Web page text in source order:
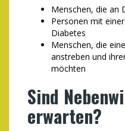
Menschen, die an
Personen mit
Diabetes
Menschen, die
anstreben und
möchten
Sind
erwarten?